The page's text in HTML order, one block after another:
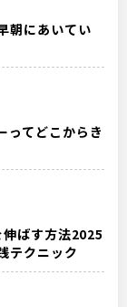
朝にあいてい
ってどこからき
ばす方法2025
テクニック